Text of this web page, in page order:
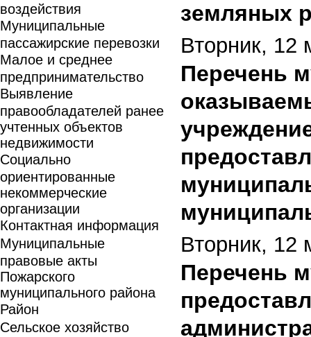
воздействия
Муниципальные
пассажирские перевозки
Малое и среднее
предпринимательство
Выявление
правообладателей ранее
учтенных объектов
недвижимости
Социально
ориентированные
некоммерческие
организации
Контактная информация
Муниципальные
правовые акты
Пожарского
муниципального района
Район
Сельское хозяйство
земляных
Вторник, 12
Перечень
Вторник, 12
Перечень